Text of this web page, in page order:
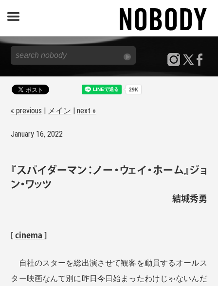
JOURNAL
SPECIAL
REPORT
NOBODY STORE
« previous メイン |next »
January 16, 2022
『スパイダーマン：ノー・ウェイ・ホーム』ジョ
ン・ワッツ
結城秀勇
[cinema]
自社のスターを総出演させて観客を動員するオールス
ター映画なんて別に昨日今日始まったわけじゃないんだ